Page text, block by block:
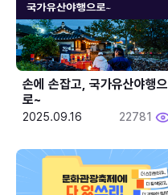
손에 손잡고, 국가유산야행으
로~
2025.09.16 22781